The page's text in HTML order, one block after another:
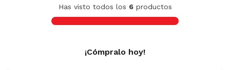
Has visto todos los 6productos
¡Cómpralo hoy!